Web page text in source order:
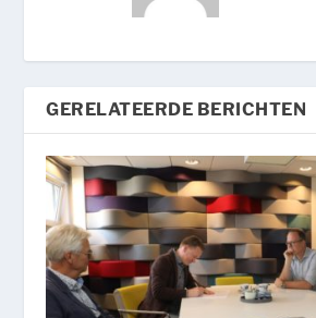
GERELATEERDE BERICHTEN